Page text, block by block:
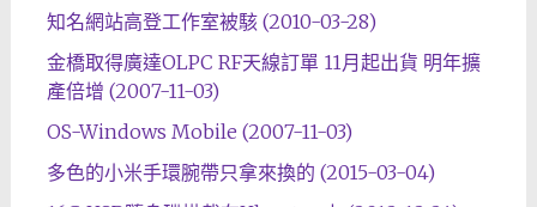
知名網站高登工作室被駭 (2010-03-28)
金橋取得廣達OLPC RF天線訂單 11月起出貨 明年擴
產倍增 (2007-11-03)
OS-Windows Mobile (2007-11-03)
多色的小米手環腕帶只拿來換的 (2015-03-04)